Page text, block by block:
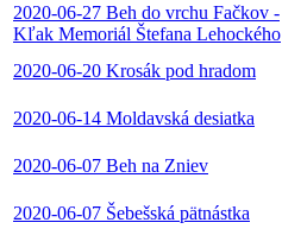
2020-06-27 Beh do vrchu Fačkov -
Kľak Memoriál Štefana Lehockého
2020-06-20 Krosák pod hradom
2020-06-14 Moldavská desiatka
2020-06-07 Beh na Zniev
2020-06-07 Šebešská pätnástka